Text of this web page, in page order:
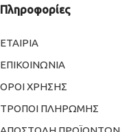
Πληροφορίες
ΕΤΑΙΡΙΑ
ΕΠΙΚΟΙΝΩΝΙΑ
ΟΡΟΙ ΧΡΗΣΗΣ
ΤΡΟΠΟΙ ΠΛΗΡΩΜΗΣ